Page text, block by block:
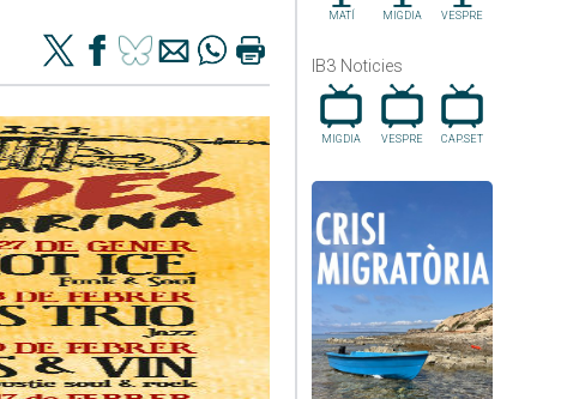
MATÍ MIGDIA VESPRE
IB3 Noticies
MIGDIA VESPRE CAP.SET